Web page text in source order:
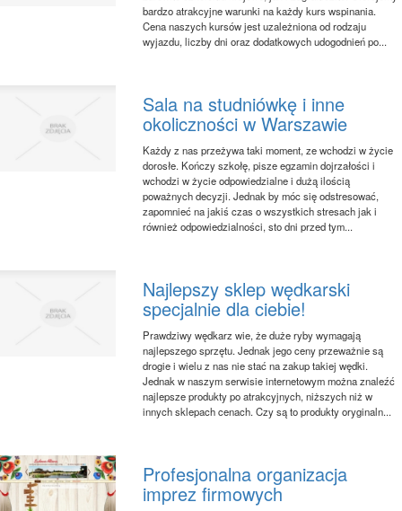
bardzo atrakcyjne warunki na każdy kurs wspinania.
Cena naszych kursów jest uzależniona od rodzaju
wyjazdu, liczby dni oraz dodatkowych udogodnień po...
Sala na studniówkę i inne
okoliczności w Warszawie
Każdy z nas przeżywa taki moment, ze wchodzi w życie
dorosłe. Kończy szkołę, pisze egzamin dojrzałości i
wchodzi w życie odpowiedzialne i dużą ilością
poważnych decyzji. Jednak by móc się odstresować,
zapomnieć na jakiś czas o wszystkich stresach jak i
również odpowiedzialności, sto dni przed tym...
Najlepszy sklep wędkarski
specjalnie dla ciebie!
Prawdziwy wędkarz wie, że duże ryby wymagają
najlepszego sprzętu. Jednak jego ceny przeważnie są
drogie i wielu z nas nie stać na zakup takiej wędki.
Jednak w naszym serwisie internetowym można znaleźć
najlepsze produkty po atrakcyjnych, niższych niż w
innych sklepach cenach. Czy są to produkty oryginaln...
Profesjonalna organizacja
imprez firmowych